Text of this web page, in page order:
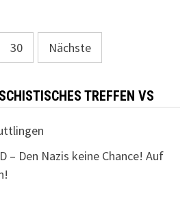
30 Nächste
TREFFEN VS
– Den Nazis keine Chance! Auf